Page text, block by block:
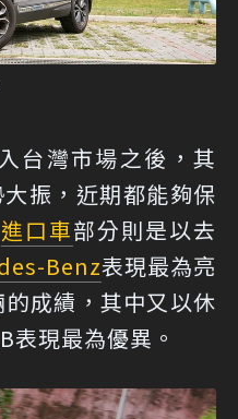
台灣市場之後，其
振，近期都能夠保
進口車部分則是以去
Benz表現最為亮
成績，其中又以休
表現最為優異。